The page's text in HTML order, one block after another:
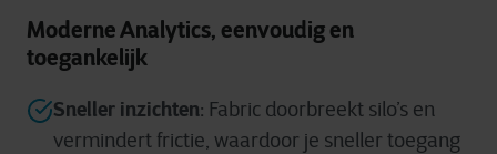
Moderne Analytics, eenvoudig en
toegankelijk
Sneller inzichten: Fabric doorbreekt silo’s en
vermindert frictie, waardoor je sneller toegang